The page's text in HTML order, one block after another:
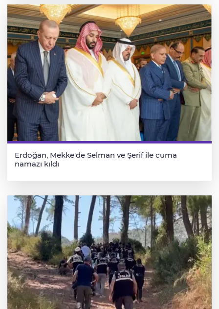
Erdoğan, Mekke'de Selman ve Şerif ile cuma
namazı kıldı